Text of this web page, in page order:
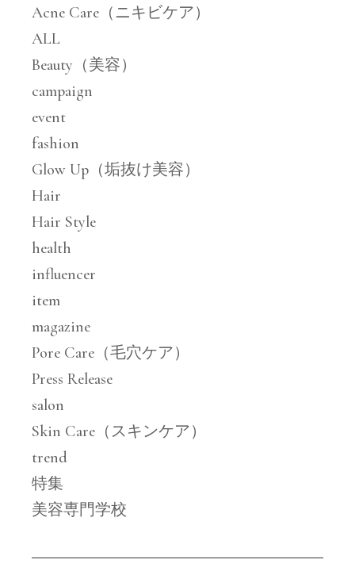
Acne Care（ニキビケア）
ALL
Beauty（美容）
campaign
event
fashion
Glow Up（垢抜け美容）
Hair
Hair Style
health
influencer
item
magazine
Pore Care（毛穴ケア）
Press Release
salon
Skin Care（スキンケア）
trend
特集
美容専門学校